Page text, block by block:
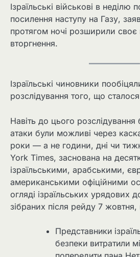
Ізраїльські військові в неділю
посилення наступу на Газу,
протягом ночі розширили своє
вторгнення.
Ізраїльські чиновники
розслідування того, що
Навіть до цього
атаки були можливі через
роки — а не години, дні чи
York Times, заснована на
ізраїльськими, арабськими,
американськими офіційними
огляді ізраїльських урядових
зібраних після рейду 7
Представники
безпеки витратили